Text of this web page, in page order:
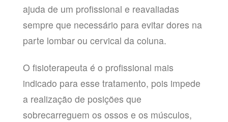
ajuda de um profissional e reavaliadas
sempre que necessário para evitar dores na
parte lombar ou cervical da coluna.
O fisioterapeuta é o profissional mais
indicado para esse tratamento, pois impede
a realização de posições que
sobrecarreguem os ossos e os músculos,